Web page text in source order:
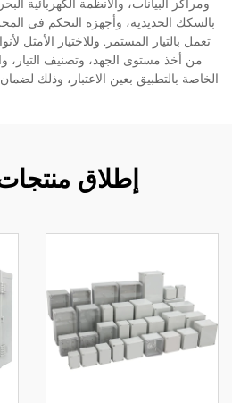
ومراكز البيانات، والأنظمة الكهربائية
بالسكك الحديدية، وأجهزة التحكم في
تعمل بالتيار المستمر. وللاختيار الأمثل
من أخذ مستوى الجهد، وتصنيف التيار،
الخاصة بالتطبيق بعين الاعتبار، وذلك
إطلاق